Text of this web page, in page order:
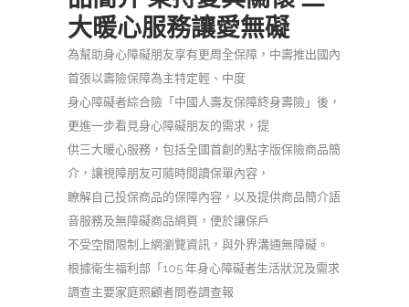
大暖心服務讓愛無礙
為幫助身心障礙朋友享有更周全保障，中壽推出國內
首張以壽險保障為主特定輕、中度
身心障礙者綜合險「中國人壽友保障終身壽險」後，
更進一步看見身心障礙朋友的需求，提
供三大暖心服務，包括全國首創的點字版保險商品簡
介，讓視障朋友可隨時閱讀保單內容，
瞭解自己投保商品的保障內容，以及提供商品簡介語
音服務及無障礙商品網頁，便於讓保戶
不受空間限制上網瀏覽資訊，與外界溝通無障礙。
根據衛生福利部「105 年身心障礙者生活狀況及需求
調查主要家庭照顧者問卷調查報